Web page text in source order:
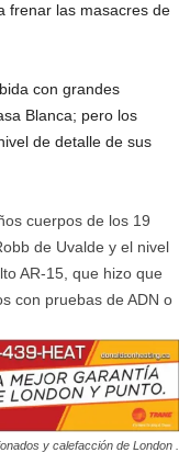
frenar las masacres de
con grandes
Blanca; pero los
de detalle de sus
cuerpos de los 19
de Uvalde y el nivel
AR-15, que hizo que
con pruebas de ADN o
y calefacción de London .